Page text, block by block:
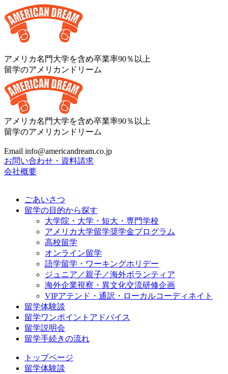
アメリカ名門大学を含め卒業率90％以上
留学のアメリカンドリーム
アメリカ名門大学を含め卒業率90％以上
留学のアメリカンドリーム
Email info@americandream.co.jp
お問い合わせ・資料請求
会社概要
ごあいさつ
留学の目的から探す
大学院・大学・短大・専門学校
アメリカ大学留学奨学金プログラム
高校留学
オンライン留学
語学留学・ワーキングホリデー
ジュニア／親子／海外ボランティア
海外企業視察・異文化交流研修企画
VIPアテンド・通訳・ローカルコーディネイト
留学体験談
留学ワンポイントアドバイス
留学説明会
留学手続きの流れ
トップページ
留学体験談